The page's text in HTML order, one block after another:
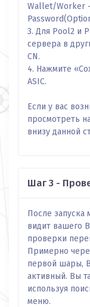
Wallet/Worker -
3. Для Pool2 и
сервера в
CN.
4. Нажмите
ASIC.
Если у вас
просмотреть
внизу данной
Шаг 3 -
После запуска
видит вашего
проверки
Примерно
первой шары,
активный. Вы
используя
меню.